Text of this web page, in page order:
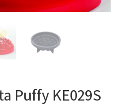
Puffy KE029S